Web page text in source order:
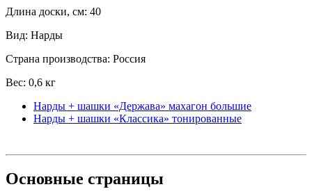
Длина доски, см: 40
Вид: Нарды
Страна производства: Россия
Вес: 0,6 кг
Нарды + шашки «Держава» махагон большие
Нарды + шашки «Классика» тонированные
Основные страницы